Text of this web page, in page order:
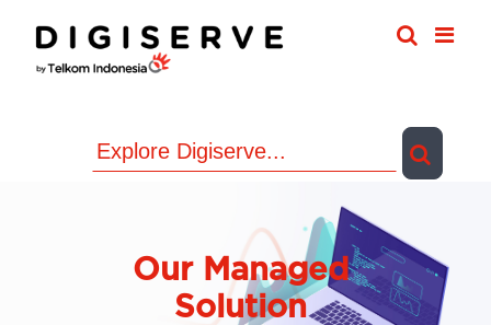
content
Our Managed
Solution